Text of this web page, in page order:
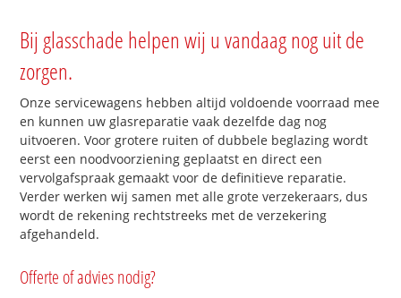
Bij glasschade helpen wij u vandaag nog uit de
zorgen.
Onze servicewagens hebben altijd voldoende voorraad mee
en kunnen uw glasreparatie vaak dezelfde dag nog
uitvoeren. Voor grotere ruiten of dubbele beglazing wordt
eerst een noodvoorziening geplaatst en direct een
vervolgafspraak gemaakt voor de definitieve reparatie.
Verder werken wij samen met alle grote verzekeraars, dus
wordt de rekening rechtstreeks met de verzekering
afgehandeld.
Offerte of advies nodig?